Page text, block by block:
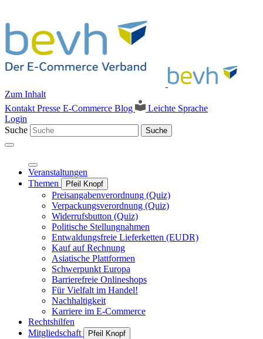
Zum Inhalt
Kontakt Presse E-Commerce Blog
Leichte Sprache
Login
Suche
Suche
Veranstaltungen
Themen
Pfeil Knopf
Preisangabenverordnung (Quiz)
Verpackungsverordnung (Quiz)
Widerrufsbutton (Quiz)
Politische Stellungnahmen
Entwaldungsfreie Lieferketten (EUDR)
Kauf auf Rechnung
Asiatische Plattformen
Schwerpunkt Europa
Barrierefreie Onlineshops
Für Vielfalt im Handel!
Nachhaltigkeit
Karriere im E-Commerce
Rechtshilfen
Mitgliedschaft
Pfeil Knopf